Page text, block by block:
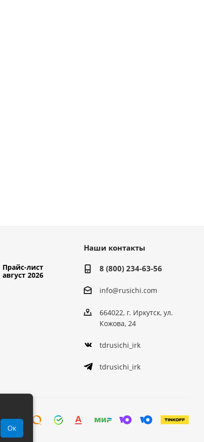
Прайс-лист
август 2026
Наши контакты
8 (800) 234-63-56
info@rusichi.com
664022, г. Иркутск, ул.
Кожова, 24
tdrusichi_irk
tdrusichi_irk
Ок